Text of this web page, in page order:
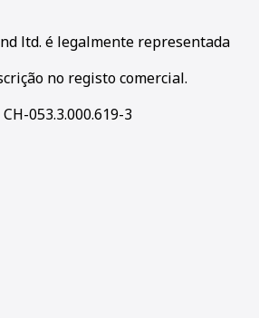
ltd. é legalmente representada
no registo comercial.
053.3.000.619-3